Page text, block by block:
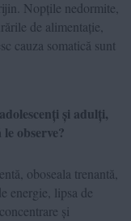
Nopțile nedormite,
de alimentație,
cauza somatică sunt
și adulți,
observe?
oboseala trenantă,
energie, lipsa de
și